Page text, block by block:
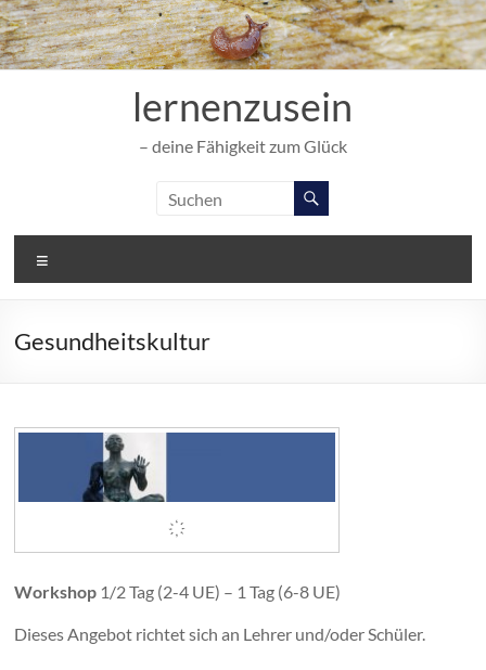
Zum
Inhalt
springen
lernenzusein
– deine Fähigkeit zum Glück
Gesundheitskultur
Workshop 1/2 Tag (2-4 UE) – 1 Tag (6-8 UE)
Dieses Angebot richtet sich an Lehrer und/oder Schüler.